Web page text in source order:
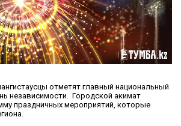
отметят главный национальный
независимости. Городской акимат
праздничных мероприятий, которые